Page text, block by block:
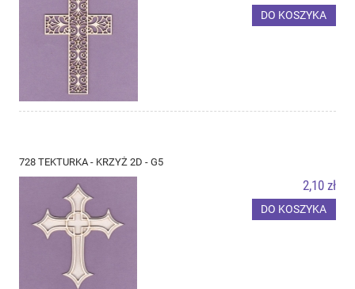
DO KOSZYKA
728 TEKTURKA - KRZYŻ 2D - G5
2,10 zł
DO KOSZYKA